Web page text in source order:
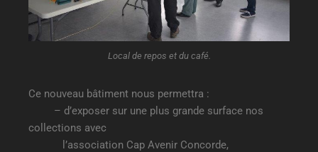
Local de repos et du café.
Ce nouveau bâtiment nous permettra :
– d’exposer sur une plus grande surface nos
collections avec
l’association Cap Avenir Concorde,